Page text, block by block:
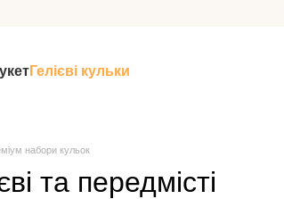
Гелієві кульки
набори кульок
та передмісті